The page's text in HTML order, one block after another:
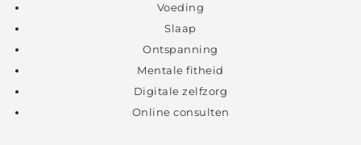
Voeding
Slaap
Ontspanning
Mentale fitheid
Digitale zelfzorg
Online consulten